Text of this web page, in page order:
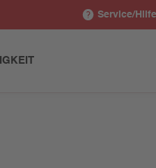
Service/Hilfe